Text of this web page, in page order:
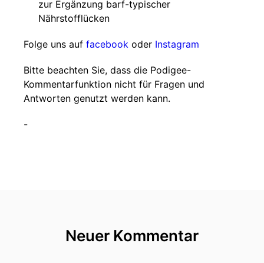
zur Ergänzung barf-typischer
Nährstofflücken
Folge uns auf facebook oder Instagram
Bitte beachten Sie, dass die Podigee-
Kommentarfunktion nicht für Fragen und
Antworten genutzt werden kann.
-
Neuer Kommentar